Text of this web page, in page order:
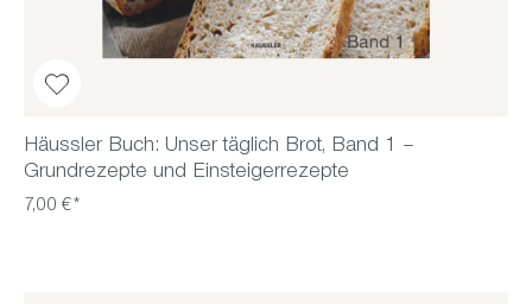
Häussler Buch: Unser täglich Brot, Band 1 –
Grundrezepte und Einsteigerrezepte
7,00 €*